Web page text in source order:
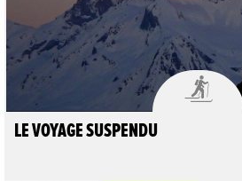

LE VOYAGE SUSPENDU